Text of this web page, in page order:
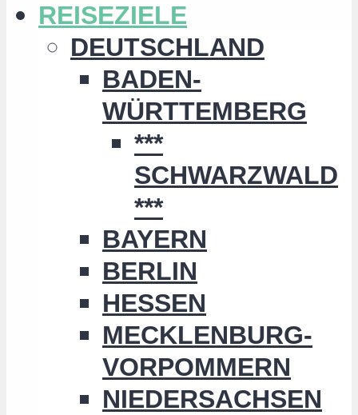
REISEZIELE
DEUTSCHLAND
BADEN-
WÜRTTEMBERG
***
SCHWARZWALD
***
BAYERN
BERLIN
HESSEN
MECKLENBURG-
VORPOMMERN
NIEDERSACHSEN